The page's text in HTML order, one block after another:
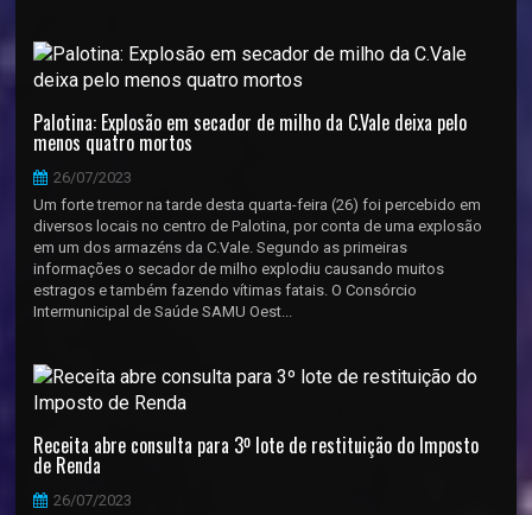
Palotina: Explosão em secador de milho da C.Vale deixa pelo
menos quatro mortos
26/07/2023
Um forte tremor na tarde desta quarta-feira (26) foi percebido em
diversos locais no centro de Palotina, por conta de uma explosão
em um dos armazéns da C.Vale. Segundo as primeiras
informações o secador de milho explodiu causando muitos
estragos e também fazendo vítimas fatais. O Consórcio
Intermunicipal de Saúde SAMU Oest...
Receita abre consulta para 3º lote de restituição do Imposto
de Renda
26/07/2023